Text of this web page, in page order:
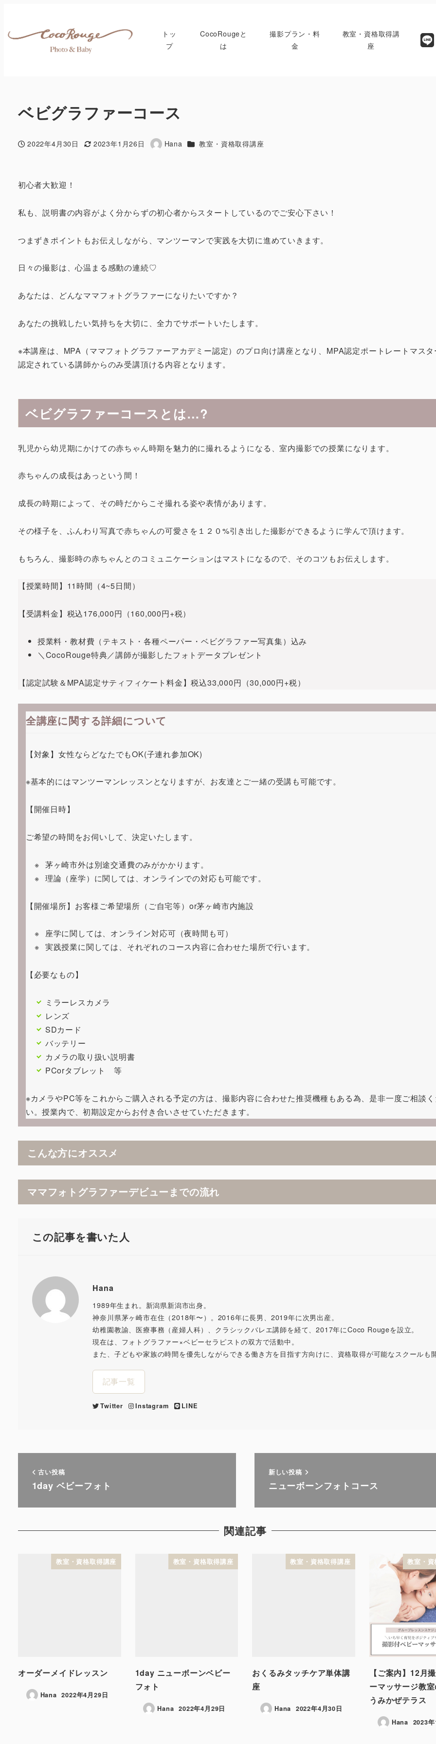
トッ
プ
CocoRougeと
は
撮影プラン・料
金
教室・資格取得講
座
ベビグラファーコース
投稿日
2022年4月30日
更新日
2023年1月26日
著
Hana カテゴリー
教室・資格取得講座
初心者大歓迎！
私も、説明書の内容がよく分からずの初心者からスタートしているのでご安心下さい！
つまずきポイントもお伝えしながら、マンツーマンで実践を大切に進めていきます。
日々の撮影は、心温まる感動の連続♡
あなたは、どんなママフォトグラファーになりたいですか？
あなたの挑戦したい気持ちを大切に、全力でサポートいたします。
※本講座は、MPA（ママフォトグラファーアカデミー認定）のプロ向け講座となり、MPA認定ポートレートマス
認定されている講師からのみ受講頂ける内容となります。
ベビグラファーコースとは…?
乳児から幼児期にかけての赤ちゃん時期を魅力的に撮れるようになる、室内撮影での授業になります。
赤ちゃんの成長はあっという間！
成長の時期によって、その時だからこそ撮れる姿や表情があります。
その様子を、ふんわり写真で赤ちゃんの可愛さを１２０%引き出した撮影ができるように学んで頂けます。
もちろん、撮影時の赤ちゃんとのコミュニケーションはマストになるので、そのコツもお伝えします。
【授業時間】11時間（4~5日間）
【受講料金】税込176,000円（160,000円+税）
授業料・教材費（テキスト・各種ペーパー・ベビグラファー写真集）込み
＼CocoRouge特典／講師が撮影したフォトデータプレゼント
【認定試験＆MPA認定サティフィケート料金】税込33,000円（30,000円+税）
全講座に関する詳細について
【対象】女性ならどなたでもOK(子連れ参加OK)
※基本的にはマンツーマンレッスンとなりますが、お友達とご一緒の受講も可能です。
【開催日時】
ご希望の時間をお伺いして、決定いたします。
茅ヶ崎市外は別途交通費のみがかかります。
理論（座学）に関しては、オンラインでの対応も可能です。
【開催場所】お客様ご希望場所（ご自宅等）or茅ヶ崎市内施設
座学に関しては、オンライン対応可（夜時間も可）
実践授業に関しては、それぞれのコース内容に合わせた場所で行います。
【必要なもの】
ミラーレスカメラ
レンズ
SDカード
バッテリー
カメラの取り扱い説明書
PCorタブレット 等
※カメラやPC等をこれからご購入される予定の方は、撮影内容に合わせた推奨機種もある為、是非一度ご相談
い。授業内で、初期設定からお付き合いさせていただきます。
こんな方にオススメ
ママフォトグラファーデビューまでの流れ
この記事を書いた人
Hana
1989年生まれ。新潟県新潟市出身。
神奈川県茅ヶ崎市在住（2018年〜）。2016年に長男、2019年に次男出産。
幼稚園教諭、医療事務（産婦人科）、クラシックバレエ講師を経て、2017年にCoco Rougeを設立。
現在は、フォトグラファー×ベビーセラピストの双方で活動中。
また、子どもや家族の時間を優先しながらできる働き方を目指す方向けに、資格取得が可能なスクールも
記事一覧
Twitter Instagram LINE
古い投稿
1day ベビーフォト
新しい投稿
ニューボーンフォトコース
関連記事
教室・資格取得講座
オーダーメイドレッスン
Hana 2022年4月29日
教室・資格取得講座
1day ニューボーンベビー
フォト
Hana 2022年4月29日
教室・資格取得講座
おくるみタッチケア単体講
座
Hana 2022年4月30日
教室・
【ご案内】12月
ーマッサージ教
うみかぜテラス
Hana 2023